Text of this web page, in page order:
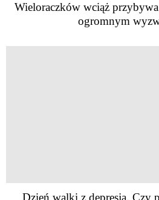
Wieloraczków wciąż
ogromnym
Dzień walki z depresją. Czy